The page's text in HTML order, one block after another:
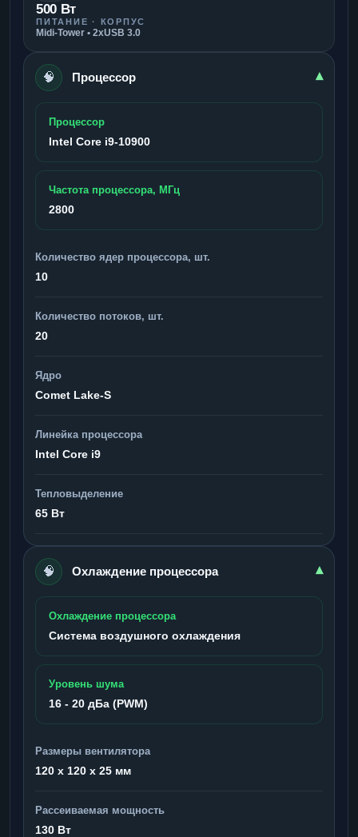
500 Вт
ПИТАНИЕ · КОРПУС
Midi-Tower • 2xUSB 3.0
🧠 Процессор ▾
Процессор
Intel Core i9-10900
Частота процессора, МГц
2800
Количество ядер процессора, шт.
10
Количество потоков, шт.
20
Ядро
Comet Lake-S
Линейка процессора
Intel Core i9
Тепловыделение
65 Вт
🧠 Охлаждение процессора ▾
Охлаждение процессора
Система воздушного охлаждения
Уровень шума
16 - 20 дБа (PWM)
Размеры вентилятора
120 x 120 x 25 мм
Рассеиваемая мощность
130 Вт